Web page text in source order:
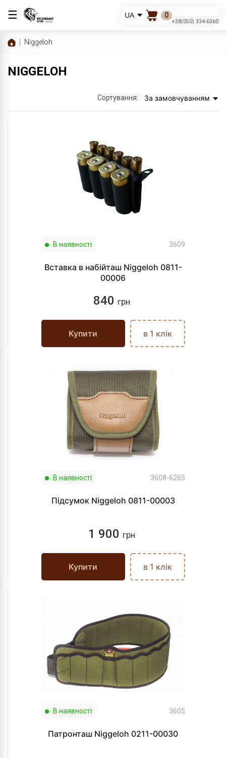
☰ UA 0
+38(050) 334-6360
Niggeloh
NIGGELOH
Сортування: За замовчуванням
В наявності 3609
Вставка в набійташ Niggeloh 0811-
00006
840 грн
Купити в 1 клік
В наявності 3608-6265
Підсумок Niggeloh 0811-00003
1 900 грн
Купити в 1 клік
В наявності 3605
Патронташ Niggeloh 0211-00030